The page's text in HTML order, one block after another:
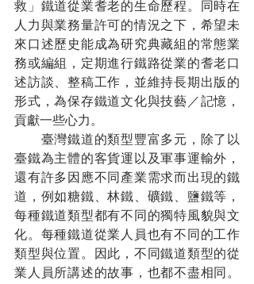
救」鐵道從業耆老的生命歷程。同時在
人力與業務量許可的情況之下，希望未
來口述歷史能成為研究典藏組的常態業
務或編組，定期進行鐵路從業的耆老口
述訪談、整稿工作，並維持長期出版的
形式，為保存鐵道文化與技藝／記憶，
貢獻一些心力。
臺灣鐵道的類型豐富多元，除了以
臺鐵為主體的客貨運以及軍事運輸外，
還有許多因應不同產業需求而出現的鐵
道，例如糖鐵、林鐵、礦鐵、鹽鐵等，
每種鐵道類型都有不同的獨特風貌與文
化。每種鐵道從業人員也有不同的工作
類型與位置。因此，不同鐵道類型的從
業人員所講述的故事，也都不盡相同。